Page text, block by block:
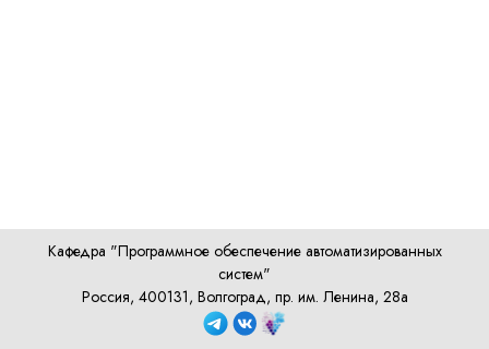
Кафедра "Программное обеспечение автоматизированных
систем"
Россия, 400131, Волгоград, пр. им. Ленина, 28а